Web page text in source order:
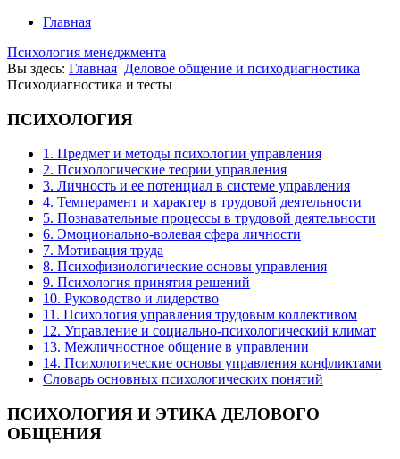
Главная
Психология менеджмента
Вы здесь: Главная Деловое общение и психодиагностика
Психодиагностика и тесты
ПСИХОЛОГИЯ
1. Предмет и методы психологии управления
2. Психологические теории управления
3. Личность и ее потенциал в системе управления
4. Темперамент и характер в трудовой деятельности
5. Познавательные процессы в трудовой деятельности
6. Эмоционально-волевая сфера личности
7. Мотивация труда
8. Психофизиологические основы управления
9. Психология принятия решений
10. Руководство и лидерство
11. Психология управления трудовым коллективом
12. Управление и социально-психологический климат
13. Межличностное общение в управлении
14. Психологические основы управления конфликтами
Словарь основных психологических понятий
ПСИХОЛОГИЯ И ЭТИКА ДЕЛОВОГО
ОБЩЕНИЯ